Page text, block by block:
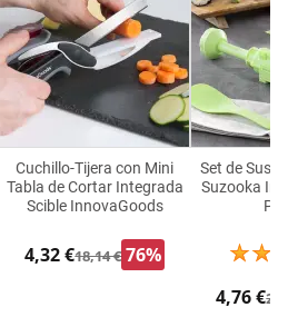
Cuchillo-Tijera con Mini
Tabla de Cortar Integrada
Scible InnovaGoods
4,32 €18,14 € 76%
Set de
Suzooka
4,76 €